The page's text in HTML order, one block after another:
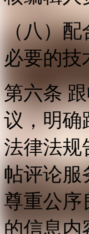
（八）配
必要的技
第六条
议，明确
法律法规
帖评论服
尊重公序
的信息内